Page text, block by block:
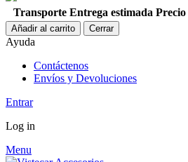
Transporte Entrega estimada Precio
Añadir al carrito Cerrar
Ayuda
Contáctenos
Envíos y Devoluciones
Entrar
Log in
Menu